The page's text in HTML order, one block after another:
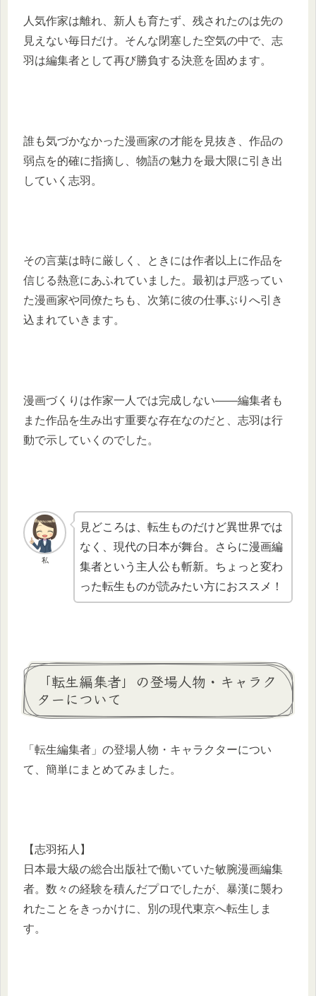
人気作家は離れ、新人も育たず、残されたのは先の
見えない毎日だけ。そんな閉塞した空気の中で、志
羽は編集者として再び勝負する決意を固めます。
誰も気づかなかった漫画家の才能を見抜き、作品の
弱点を的確に指摘し、物語の魅力を最大限に引き出
していく志羽。
その言葉は時に厳しく、ときには作者以上に作品を
信じる熱意にあふれていました。最初は戸惑ってい
た漫画家や同僚たちも、次第に彼の仕事ぶりへ引き
込まれていきます。
漫画づくりは作家一人では完成しない――編集者も
また作品を生み出す重要な存在なのだと、志羽は行
動で示していくのでした。
私
見どころは、転生ものだけど異世界では
なく、現代の日本が舞台。さらに漫画編
集者という主人公も斬新。ちょっと変わ
った転生ものが読みたい方におススメ！
「転生編集者」の登場人物・キャラク
ターについて
「転生編集者」の登場人物・キャラクターについ
て、簡単にまとめてみました。
【志羽拓人】
日本最大級の総合出版社で働いていた敏腕漫画編集
者。数々の経験を積んだプロでしたが、暴漢に襲わ
れたことをきっかけに、別の現代東京へ転生しま
す。